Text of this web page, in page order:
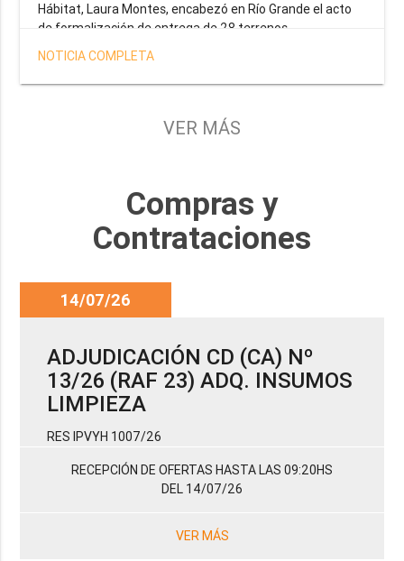
Hábitat, Laura Montes, encabezó en Río Grande el acto
de formalización de entrega de 28 terrenos
correspondientes a la operatoria especial anunciada por
el Gobernador Gustavo Melella, la cual tiene como
objetivo brindar una solución habitacional a docentes,
Provincia y del Servicio Penitenciario.
NOTICIA COMPLETA
VER MÁS
Compras y
Contrataciones
14/07/26
ADJUDICACIÓN CD (CA) Nº
13/26 (RAF 23) ADQ. INSUMOS
LIMPIEZA
RES IPVYH 1007/26
RECEPCIÓN DE OFERTAS HASTA LAS 09:20HS
DEL 14/07/26
VER MÁS